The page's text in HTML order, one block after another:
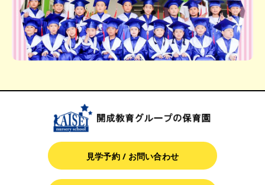
見学予約 / お問い合わせ